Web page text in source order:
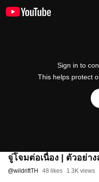
Sign in to
This helps protect
จู่โจมต่อเนื่อง | ตัวอย่า
@wildriftTH 48 likes 1.3K views